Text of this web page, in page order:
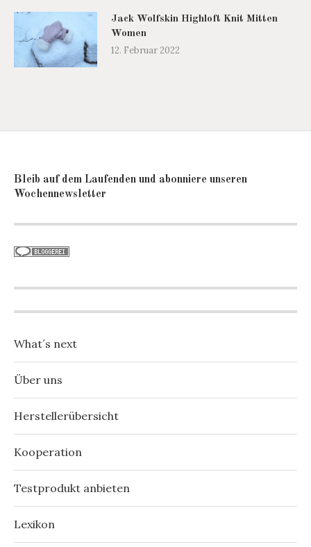
Jack Wolfskin Highloft Knit Mitten
Women
12. Februar 2022
Bleib auf dem Laufenden und abonniere unseren
Wochennewsletter
What´s next
Über uns
Herstellerübersicht
Kooperation
Testprodukt anbieten
Lexikon